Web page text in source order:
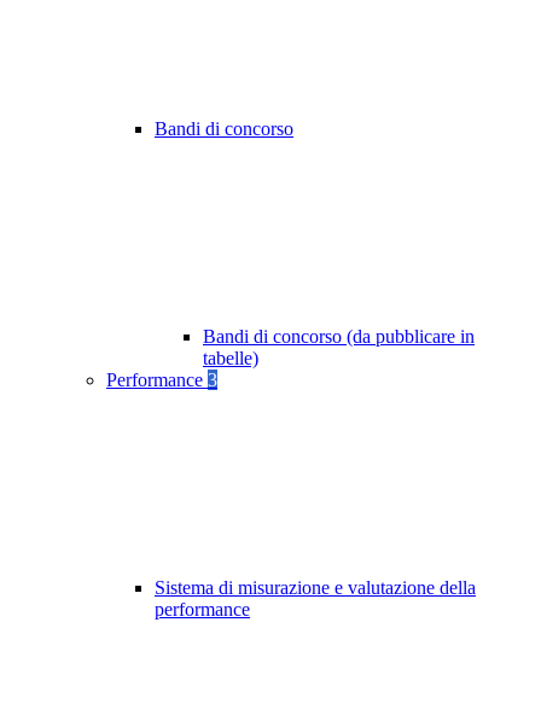
Bandi di concorso
Bandi di concorso (da pubblicare in
tabelle)
Performance 3
Sistema di misurazione e valutazione della
performance